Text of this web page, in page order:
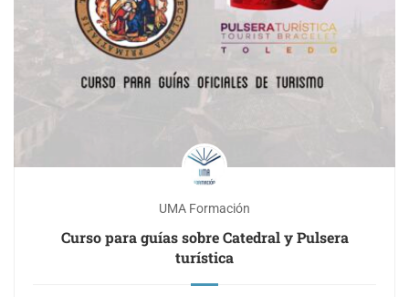
UMA Formación
Curso para guías sobre Catedral y Pulsera
turística